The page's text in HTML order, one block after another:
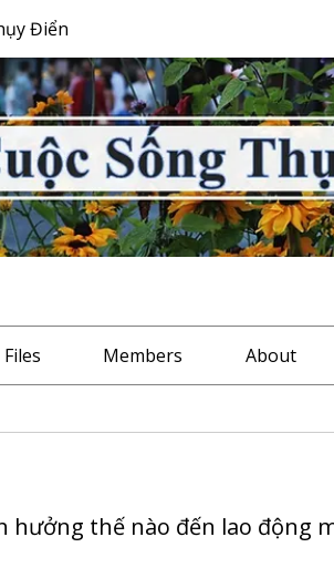
Điển
Files Members About
hưởng thế nào đến lao động